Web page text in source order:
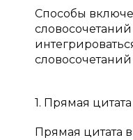
Способы
1. Прямая цитата
Прямая цитата